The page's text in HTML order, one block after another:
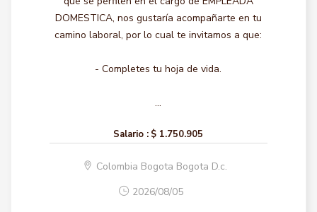
DOMESTICA, nos gustaría acompañarte en tu
camino laboral, por lo cual te invitamos a que:
- Completes tu hoja de vida.
...
Salario : $ 1.750.905
Colombia Bogota Bogota D.c.
2026/08/05